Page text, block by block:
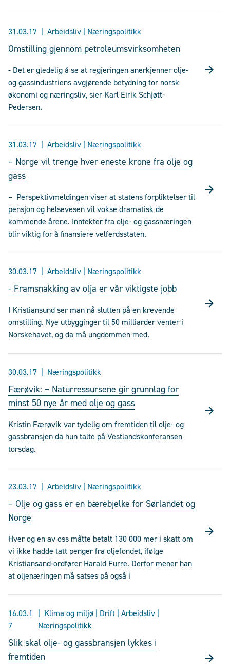
31.03.17 Arbeidsliv | Næringspolitikk
Omstilling gjennom petroleumsvirksomheten
- Det er gledelig å se at regjeringen anerkjenner olje-
og gassindustriens avgjørende betydning for norsk
økonomi og næringsliv, sier Karl Eirik Schjøtt-
Pedersen.
31.03.17 Arbeidsliv | Næringspolitikk
– Norge vil trenge hver eneste krone fra olje og
gass
– Perspektivmeldingen viser at statens forpliktelser til
pensjon og helsevesen vil vokse dramatisk de
kommende årene. Inntekter fra olje- og gassnæringen
blir viktig for å finansiere velferdsstaten.
30.03.17 Arbeidsliv | Næringspolitikk
- Framsnakking av olja er vår viktigste jobb
I Kristiansund ser man nå slutten på en krevende
omstilling. Nye utbygginger til 50 milliarder venter i
Norskehavet, og da må ungdommen med.
30.03.17 Næringspolitikk
Færøvik: – Naturressursene gir grunnlag for
minst 50 nye år med olje og gass
Kristin Færøvik var tydelig om fremtiden til olje- og
gassbransjen da hun talte på Vestlandskonferansen
torsdag.
23.03.17 Arbeidsliv | Næringspolitikk
– Olje og gass er en bærebjelke for Sørlandet og
Norge
Hver og en av oss måtte betalt 130 000 mer i skatt om
vi ikke hadde tatt penger fra oljefondet, ifølge
Kristiansand-ordfører Harald Furre. Derfor mener han
at oljenæringen må satses på også i
16.03.1
7
Klima og miljø | Drift | Arbeidsliv |
Næringspolitikk
Slik skal olje- og gassbransjen lykkes i
fremtiden